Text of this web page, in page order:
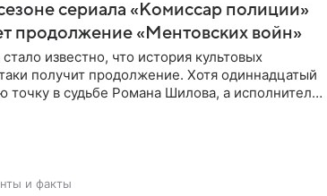
сериала «Комиссар полиции»
продолжение «Ментовских войн»
известно, что история культовых
получит продолжение. Хотя одиннадцатый
точку в судьбе Романа Шилова, а исполнитель
и факты